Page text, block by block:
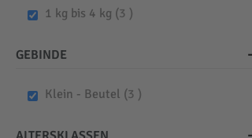
1 kg bis 4 kg 3 items
GEBINDE
Klein - Beutel 3 items